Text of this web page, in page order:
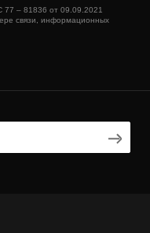
– 81836 от 09.09.2021
связи, информационных